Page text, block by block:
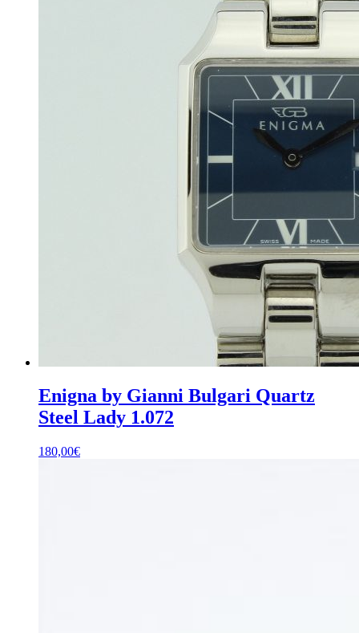
Enigna by Gianni Bulgari Quartz
Steel Lady 1.072
180,00€